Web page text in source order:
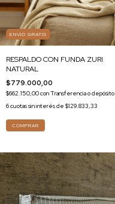
ENVÍO GRATIS
RESPALDO CON FUNDA ZURI
NATURAL
$779.000,00
$662.150,00conTransferencia o depósito
6cuotas sin interés de $129.833,33
COMPRAR